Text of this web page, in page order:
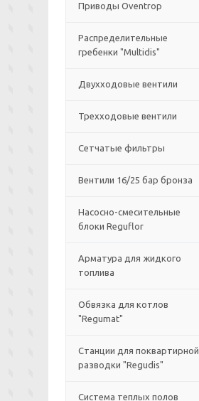
Приводы Oventrop
Распределительные
гребенки "Multidis"
Двухходовые вентили
Трехходовые вентили
Сетчатые фильтры
Вентили 16/25 бар бронза
Насосно-смесительные
блоки Reguflor
Арматура для жидкого
топлива
Обвязка для котлов
"Regumat"
Станции для поквартирной
разводки "Regudis"
Система теплых полов